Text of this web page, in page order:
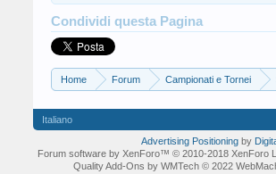
Condividi questa Pagina
Home Forum Campionati e Tornei
Italiano
Advertising Positioning by
Forum software by XenForo™ © 2010-2018 XenForo
Quality Add-Ons by WMTech © 2022